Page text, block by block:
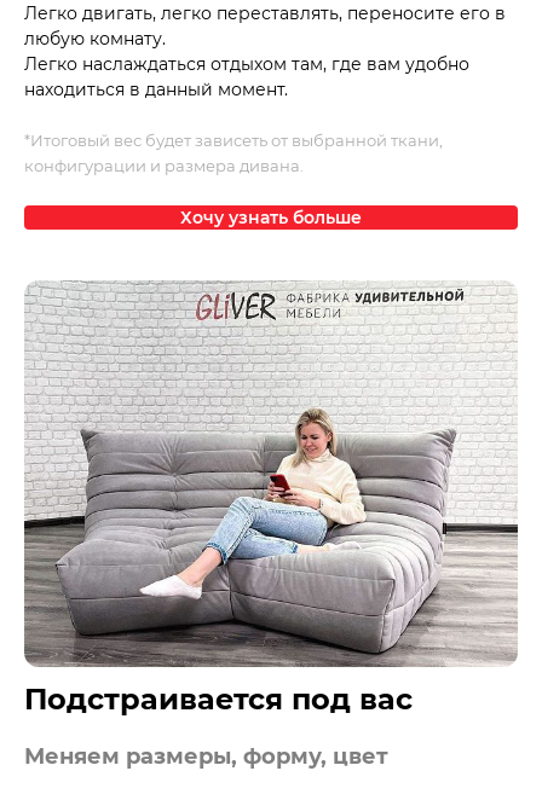
Легко двигать, легко переставлять, переносите его в
любую комнату.
Легко наслаждаться отдыхом там, где вам удобно
находиться в данный момент.
*Итоговый вес будет зависеть от выбранной ткани,
конфигурации и размера дивана.
Хочу узнать больше
Подстраивается под вас
Меняем размеры, форму, цвет